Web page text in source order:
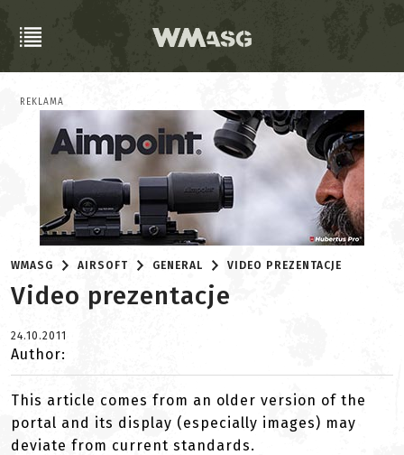
REKLAMA
WMASG AIRSOFT GENERAL VIDEO PREZENTACJE
Video prezentacje
24.10.2011
Author:
This article comes from an older version of the
portal and its display (especially images) may
deviate from current standards.